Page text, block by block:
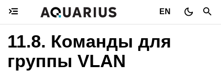
EN
11.8. Команды для
группы VLAN